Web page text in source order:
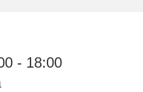
- 18:00